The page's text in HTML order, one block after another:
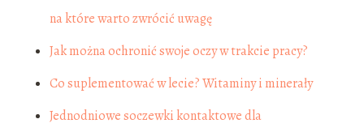
na które warto zwrócić uwagę
Jak można ochronić swoje oczy w trakcie pracy?
Co suplementować w lecie? Witaminy i minerały
Jednodniowe soczewki kontaktowe dla